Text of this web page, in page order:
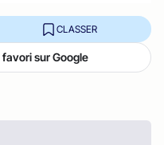
CLASSER
sur Google